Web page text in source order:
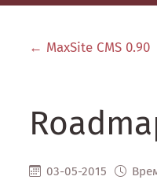
← MaxSite CMS 0.90
03-05-2015